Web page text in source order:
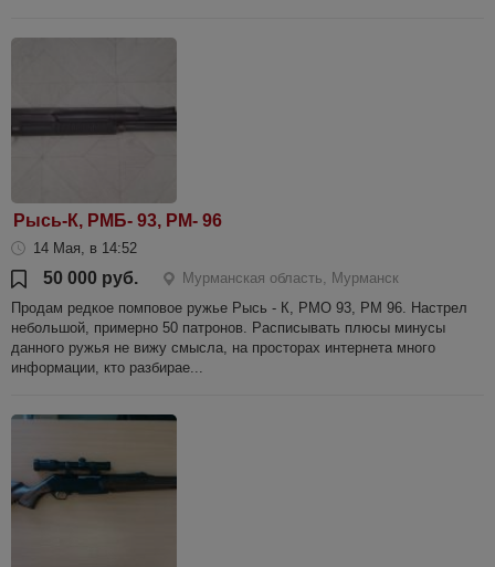
Рысь-К, РМБ- 93, РМ- 96
14 Мая, в 14:52
50 000 руб.
Мурманская область, Мурманск
Продам редкое помповое ружье Рысь - К, РМО 93, РМ 96. Настрел
небольшой, примерно 50 патронов. Расписывать плюсы минусы
данного ружья не вижу смысла, на просторах интернета много
информации, кто разбирае...